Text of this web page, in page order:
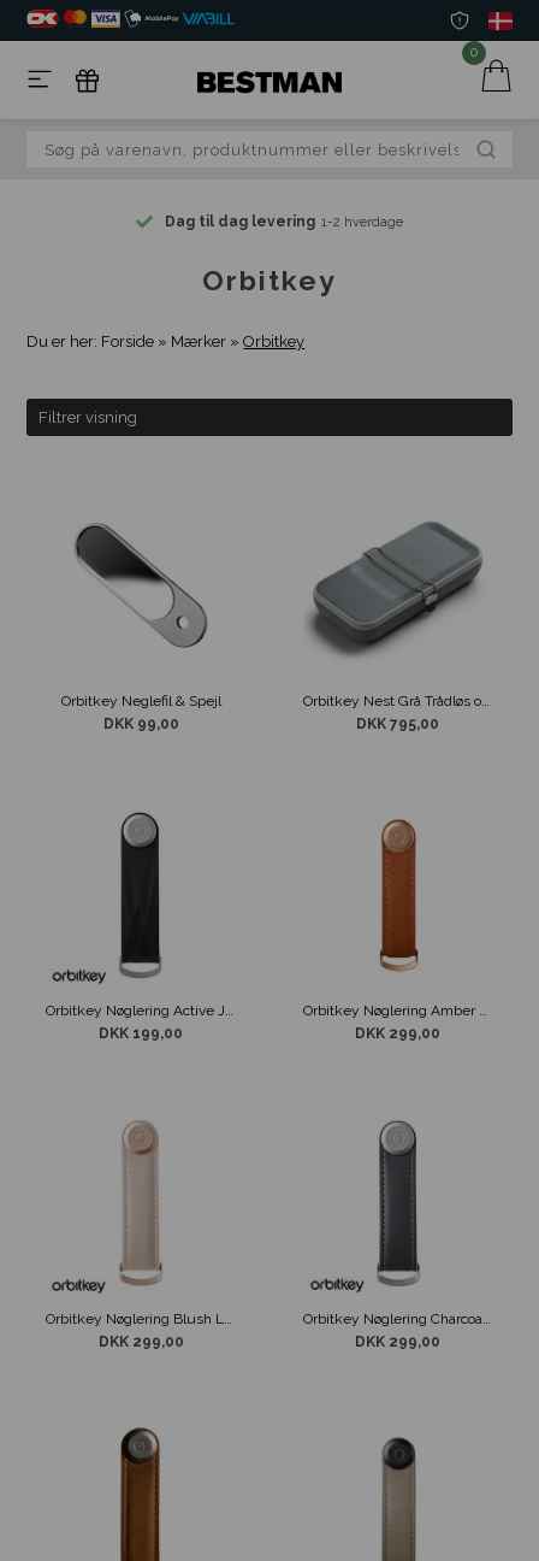
0
Dag til dag levering 1-2 hverdage
Orbitkey
Du er her: Forside » Mærker »Orbitkey
Filtrer visning
Orbitkey Neglefil & Spejl
DKK 99,00
Orbitkey Nest Grå Trådløs oplader & Organizer
DKK 795,00
DKK 199,00
DKK 299,00
Orbitkey Nøglering Blush Læder
DKK 299,00
Orbitkey Nøglering Charcoal/Grey
DKK 299,00